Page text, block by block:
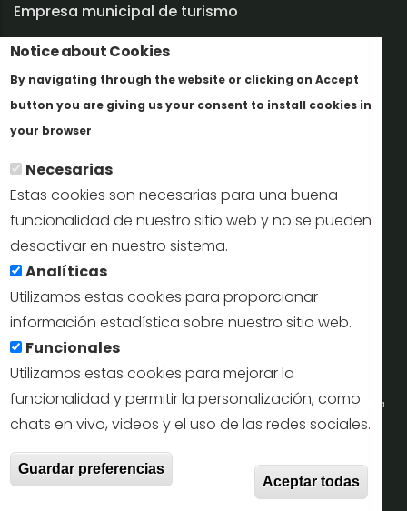
Notice about Cookies
By navigating through the website or clicking on Accept
button you are giving us your consent to install cookies in
your browser
Necesarias
Estas cookies son necesarias para una buena
funcionalidad de nuestro sitio web y no se pueden
desactivar en nuestro sistema.
Analíticas
Utilizamos estas cookies para proporcionar
información estadística sobre nuestro sitio web.
Funcionales
Utilizamos estas cookies para mejorar la
funcionalidad y permitir la personalización, como
chats en vivo, videos y el uso de las redes sociales.
Guardar preferencias
Aceptar todas
Empresa municipal de turismo
Trabaja con nosotros
Informes y documentación
Perfil del contratante
Oficinas de Turismo
reservas@turismodesegovia.com
info@turismodesegovia.com
Aviso legal |
Portal de la Concejalía de Turismo (Ayuntamiento de Segovia) y la Empresa
Municipal de Turismo de Segovia © 2022
Todos los derechos reservados.